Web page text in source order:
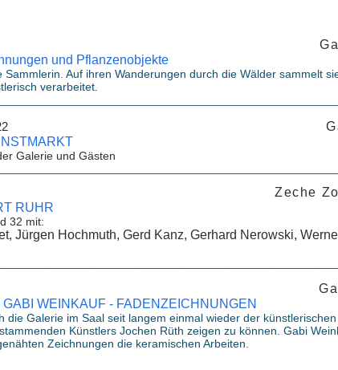
30.10.2022 Zeche
RUHR
32 mit:
Jürgen Hochmuth, Gerd Kanz, Gerhard Nerowski,
2022
Galerie und Gästen
20.11.2022
WEINKAUF - FADENZEICHNUNGEN
die Galerie im Saal seit langem einmal wieder der
Künstlers Jochen Rüth zeigen zu können. Gabi
Zeichnungen die keramischen Arbeiten.
19.03.2023
und Pflanzenobjekte
Auf ihren Wanderungen durch die Wälder sammelt
verarbeitet.